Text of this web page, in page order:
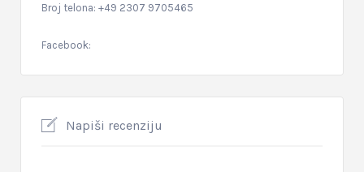
Broj telona: +49 2307 9705465
Facebook:
Napiši recenziju